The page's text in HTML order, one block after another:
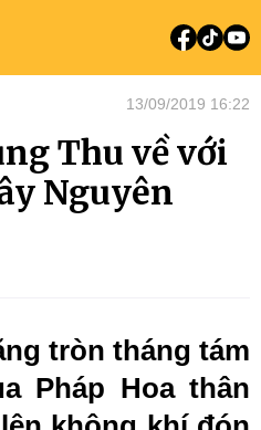
13/09/2019 16:22
Thu về với
Nguyên
tròn tháng tám
Pháp Hoa thân